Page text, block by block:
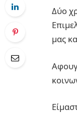
Δύο
μας